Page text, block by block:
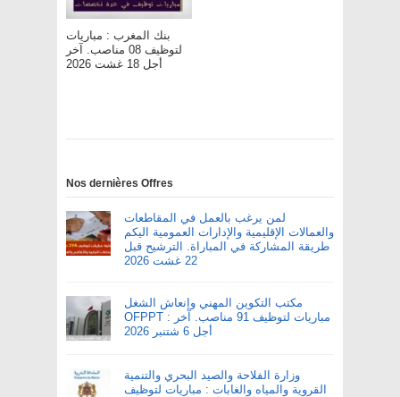
بنك المغرب : مباريات
لتوظيف 08 مناصب. آخر
أجل 18 غشت 2026
Nos dernières Offres
لمن يرغب بالعمل في المقاطعات
والعمالات الإقليمية والإدارات العمومية اليكم
طريقة المشاركة في المباراة. الترشيح قبل
22 غشت 2026
مكتب التكوين المهني وإنعاش الشغل
OFPPT : مباريات لتوظيف 91 مناصب. آخر
أجل 6 شتنبر 2026
وزارة الفلاحة والصيد البحري والتنمية
القروية والمياه والغابات : مباريات لتوظيف